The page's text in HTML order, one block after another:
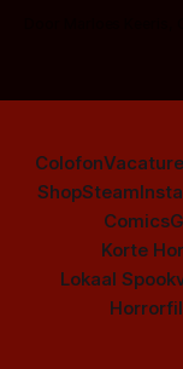
Colofon
ShopSteam
Comics
Korte
Lokaal